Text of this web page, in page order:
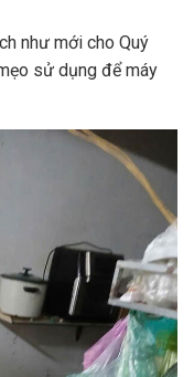
như mới cho Quý
sử dụng để máy